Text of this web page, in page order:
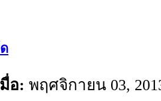
อ: พฤศจิกายน 03,